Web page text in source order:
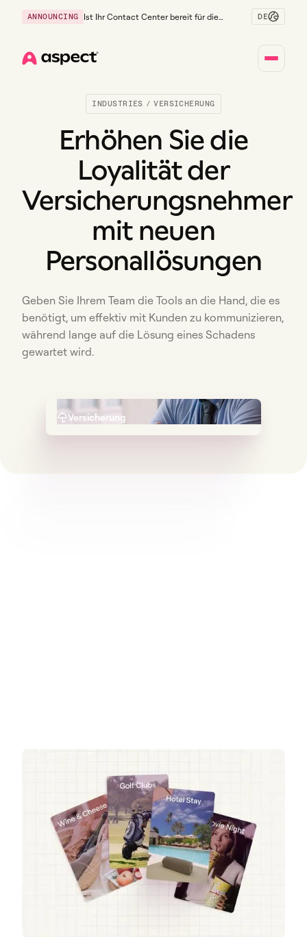
ANNOUNCING
Ist Ihr Contact Center bereit für die
DE
Versicherung
INDUSTRIES / VERSICHERUNG
Erhöhen Sie die
Loyalität der
Versicherungsnehmer
mit neuen
Personallösungen
Geben Sie Ihrem Team die Tools an die Hand, die es
benötigt, um effektiv mit Kunden zu kommunizieren,
während lange auf die Lösung eines Schadens
gewartet wird.